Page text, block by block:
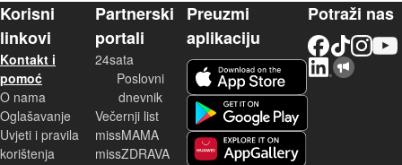
Korisni
linkovi
Kontakt i
pomoć
O nama
Oglašavanje
Uvjeti i pravila
korištenja
Partnerski
portali
24sata
Poslovni
dnevnik
Večernji list
missMAMA
missZDRAVA
Preuzmi
aplikaciju
Potraži nas